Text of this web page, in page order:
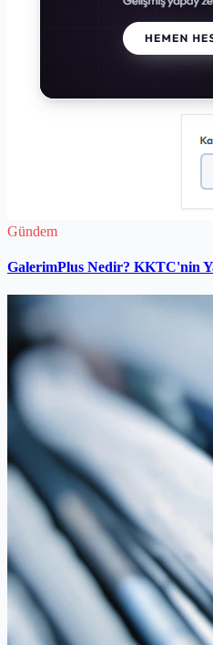
Gündem
GalerimPlus Nedir? KKTC'nin